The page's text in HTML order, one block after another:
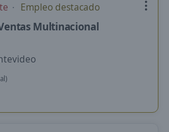
Empleo destacado
Multinacional